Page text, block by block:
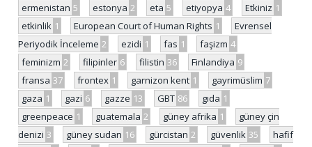
ermenistan 5 estonya 2 eta 5 etiyopya 4 Etkiniz 1
etkinlik 1 European Court of Human Rights 1
Evrensel
Periyodik İnceleme 2 ezidi 1 fas 1 faşizm 4
feminizm 2 filipinler 6 filistin 36 Finlandiya 9
fransa 37 frontex 1 garnizon kent 1 gayrimüslim 7
gaza 1 gazi 6 gazze 13 GBT 86 gıda 1
greenpeace 1 guatemala 2 güney afrika 1
güney çin
denizi 3 güney sudan 16 gürcistan 2 güvenlik 35
hafif